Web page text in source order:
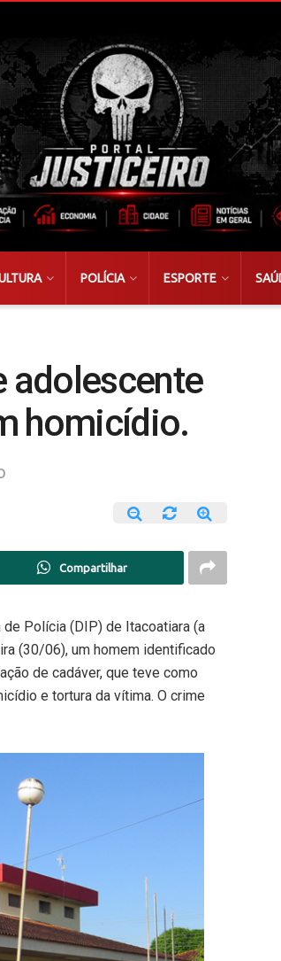
POLÍCIA ESPORTE
adolescente
homicídio.
Compartilhar
Polícia (DIP) de Itacoatiara (a
(30/06), um homem identificado
de cadáver, que teve como
e tortura da vítima. O crime